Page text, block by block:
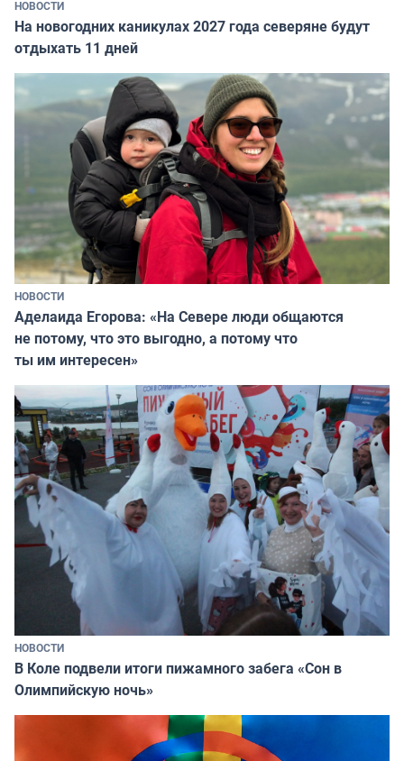
НОВОСТИ
На новогодних каникулах 2027 года северяне будут
отдыхать 11 дней
НОВОСТИ
Аделаида Егорова: «На Севере люди общаются
не потому, что это выгодно, а потому что
ты им интересен»
НОВОСТИ
В Коле подвели итоги пижамного забега «Сон в
Олимпийскую ночь»